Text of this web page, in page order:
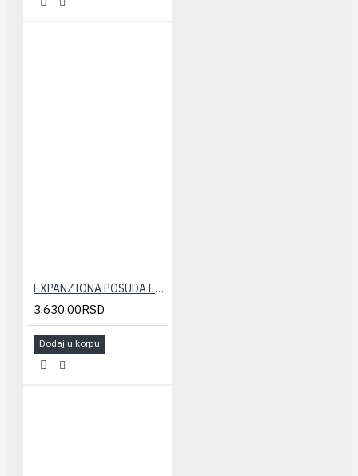
EXPANZIONA POSUDA ELBI 18 LIT.
3.630,00RSD
Dodaj u korpu